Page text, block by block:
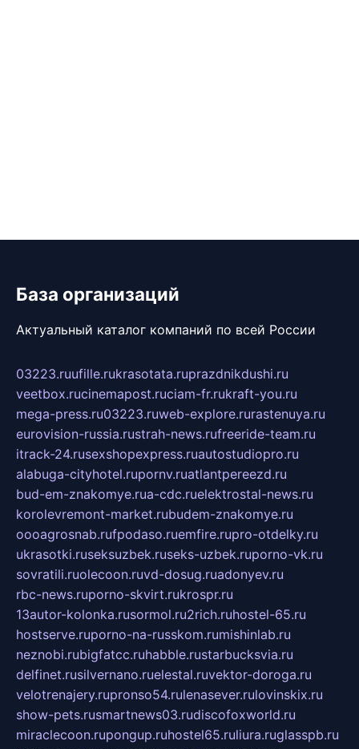
База организаций
Актуальный каталог компаний по всей России
03223.ruufille.rukrasotata.ruprazdnikdushi.ru
veetbox.rucinemapost.ruciam-fr.rukraft-you.ru
mega-press.ru03223.ruweb-explore.rurastenuya.ru
eurovision-russia.rustrah-news.rufreeride-team.ru
itrack-24.rusexshopexpress.ruautostudiopro.ru
alabuga-cityhotel.rupornv.ruatlantpereezd.ru
bud-em-znakomye.rua-cdc.ruelektrostal-news.ru
korolevremont-market.rubudem-znakomye.ru
oooagrosnab.rufpodaso.ruemfire.rupro-otdelky.ru
ukrasotki.ruseksuzbek.ruseks-uzbek.ruporno-vk.ru
sovratili.ruolecoon.ruvd-dosug.ruadonyev.ru
rbc-news.ruporno-skvirt.rukrospr.ru
13autor-kolonka.rusormol.ru2rich.ruhostel-65.ru
hostserve.ruporno-na-russkom.rumishinlab.ru
neznobi.rubigfatcc.ruhabble.rustarbucksvia.ru
delfinet.rusilvernano.ruelestal.ruvektor-doroga.ru
velotrenajery.rupronso54.rulenasever.rulovinskix.ru
show-pets.rusmartnews03.rudiscofoxworld.ru
miraclecoon.rupongup.ruhostel65.ruliura.ruglasspb.ru